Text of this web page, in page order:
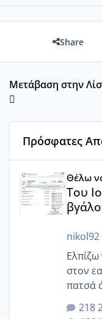
Share
Μετάβαση στην
Πρόσφατες
Θέλω
Του
nikol92
στον
πατσά